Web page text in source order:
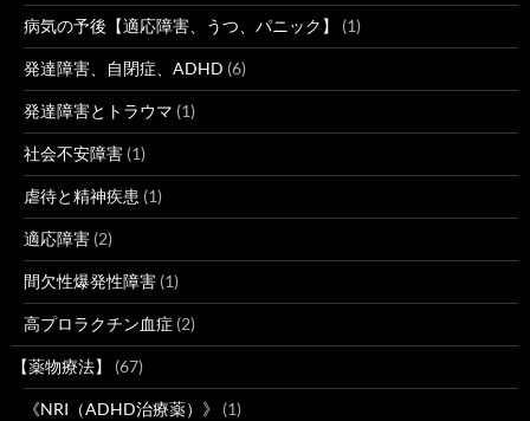
病気の予後【適応障害、うつ、パニック】 (1)
発達障害、自閉症、ADHD (6)
発達障害とトラウマ (1)
社会不安障害 (1)
虐待と精神疾患 (1)
適応障害 (2)
間欠性爆発性障害 (1)
高プロラクチン血症 (2)
【薬物療法】 (67)
《NRI（ADHD治療薬）》 (1)